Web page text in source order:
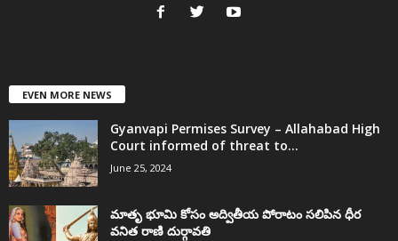
EVEN MORE NEWS
Gyanvapi Permises Survey – Allahabad High
Court informed of threat to...
June 25, 2024
మాతృ భూమి కోసం అద్వితీయ పోరాటం సలిపిన ధీర
వనిత రాణి దుర్గావతి